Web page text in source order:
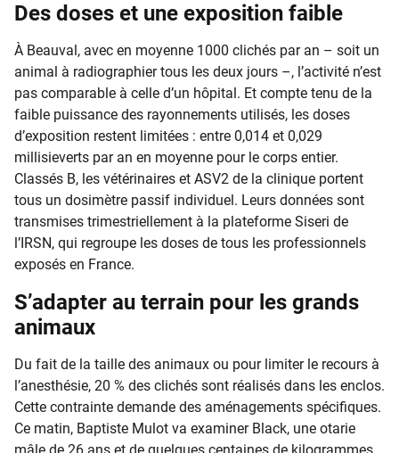
Des doses et une exposition faible
À Beauval, avec en moyenne 1000 clichés par an – soit un
animal à radiographier tous les deux jours –, l’activité n’est
pas comparable à celle d’un hôpital. Et compte tenu de la
faible puissance des rayonnements utilisés, les doses
d’exposition restent limitées : entre 0,014 et 0,029
millisieverts par an en moyenne pour le corps entier.
Classés B, les vétérinaires et ASV2 de la clinique portent
tous un dosimètre passif individuel. Leurs données sont
transmises trimestriellement à la plateforme Siseri de
l’IRSN, qui regroupe les doses de tous les professionnels
exposés en France.
S’adapter au terrain pour les grands
animaux
Du fait de la taille des animaux ou pour limiter le recours à
l’anesthésie, 20 % des clichés sont réalisés dans les enclos.
Cette contrainte demande des aménagements spécifiques.
Ce matin, Baptiste Mulot va examiner Black, une otarie